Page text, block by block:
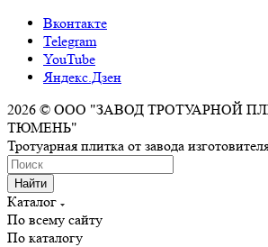
Вконтакте
Telegram
YouTube
Яндекс.Дзен
2026 © ООО "ЗАВОД ТРОТУАРНОЙ
ТЮМЕНЬ"
Тротуарная плитка от завода
Найти
Каталог
По всему сайту
По каталогу